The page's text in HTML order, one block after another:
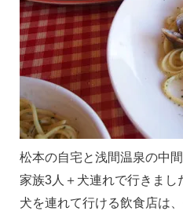
松本の自宅と浅間温泉の中
家族3人＋犬連れで行きまし
犬を連れて行ける飲食店は